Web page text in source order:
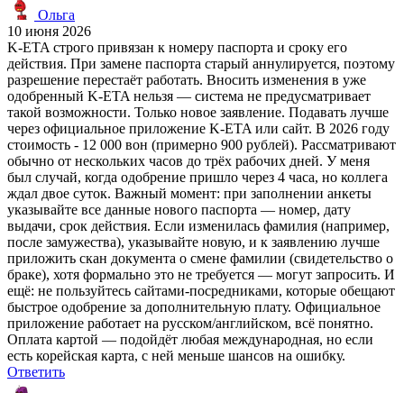
Ольга
10 июня 2026
K-ETA строго привязан к номеру паспорта и сроку его
действия. При замене паспорта старый аннулируется, поэтому
разрешение перестаёт работать. Вносить изменения в уже
одобренный K-ETA нельзя — система не предусматривает
такой возможности. Только новое заявление. Подавать лучше
через официальное приложение K-ETA или сайт. В 2026 году
стоимость - 12 000 вон (примерно 900 рублей). Рассматривают
обычно от нескольких часов до трёх рабочих дней. У меня
был случай, когда одобрение пришло через 4 часа, но коллега
ждал двое суток. Важный момент: при заполнении анкеты
указывайте все данные нового паспорта — номер, дату
выдачи, срок действия. Если изменилась фамилия (например,
после замужества), указывайте новую, и к заявлению лучше
приложить скан документа о смене фамилии (свидетельство о
браке), хотя формально это не требуется — могут запросить. И
ещё: не пользуйтесь сайтами-посредниками, которые обещают
быстрое одобрение за дополнительную плату. Официальное
приложение работает на русском/английском, всё понятно.
Оплата картой — подойдёт любая международная, но если
есть корейская карта, с ней меньше шансов на ошибку.
Ответить